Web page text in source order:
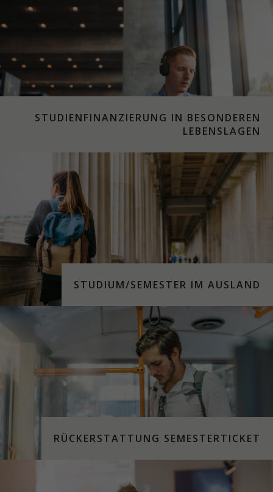
STUDIENFINANZIERUNG IN BESONDEREN
LEBENSLAGEN
STUDIUM/SEMESTER IM AUSLAND
RÜCKERSTATTUNG SEMESTERTICKET